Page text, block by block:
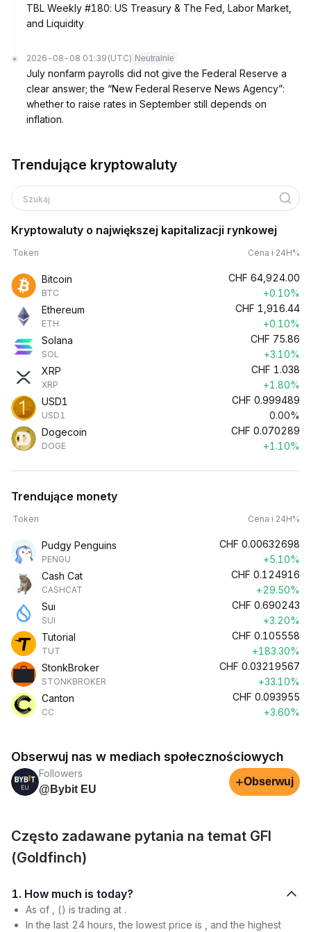
TBL Weekly #180: US Treasury & The Fed, Labor Market,
and Liquidity
2026-08-08 01:39 (UTC) Neutralnie
July nonfarm payrolls did not give the Federal Reserve a
clear answer; the “New Federal Reserve News Agency”:
whether to raise rates in September still depends on
inflation.
Trendujące kryptowaluty
Szukaj
Kryptowaluty o największej kapitalizacji rynkowej
Token Cena i 24H%
Bitcoin
BTC
CHF 64,924.00
+0.10%
Ethereum
ETH
CHF 1,916.44
+0.10%
Solana
SOL
CHF 75.86
+3.10%
XRP
XRP
CHF 1.038
+1.80%
USD1
USD1
CHF 0.999489
0.00%
Dogecoin
DOGE
CHF 0.070289
+1.10%
Trendujące monety
Token Cena i 24H%
Pudgy Penguins
PENGU
CHF 0.00632698
+5.10%
Cash Cat
CASHCAT
CHF 0.124916
+29.50%
Sui
SUI
CHF 0.690243
+3.20%
Tutorial
TUT
CHF 0.105558
+183.30%
StonkBroker
STONKBROKER
CHF 0.03219567
+33.10%
Canton
CC
CHF 0.093955
+3.60%
Obserwuj nas w mediach społecznościowych
Followers
@Bybit EU
+Obserwuj
Często zadawane pytania na temat GFI
(Goldfinch)
1. How much is today?
As of , () is trading at .
In the last 24 hours, the lowest price is , and the highest